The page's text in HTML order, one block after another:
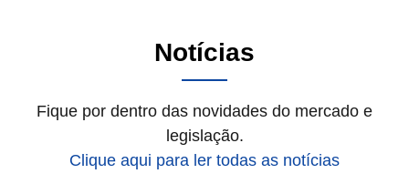
Notícias
Fique por dentro das novidades do mercado e
legislação.
Clique aqui para ler todas as notícias